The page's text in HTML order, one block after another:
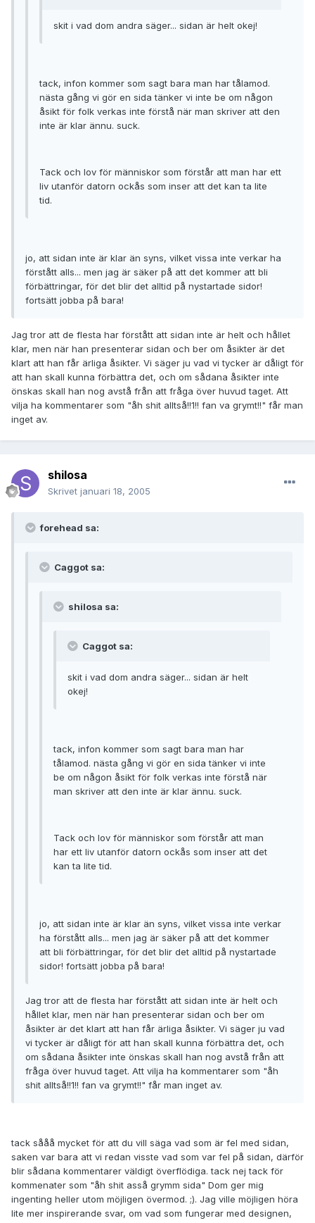
skit i vad dom andra säger... sidan är helt okej!
tack, infon kommer som sagt bara man har tålamod.
nästa gång vi gör en sida tänker vi inte be om någon
åsikt för folk verkas inte förstå när man skriver att den
inte är klar ännu. suck.
Tack och lov för människor som förstår att man har ett
liv utanför datorn ockås som inser att det kan ta lite
tid.
jo, att sidan inte är klar än syns, vilket vissa inte verkar ha
förstått alls... men jag är säker på att det kommer att bli
förbättringar, för det blir det alltid på nystartade sidor!
fortsätt jobba på bara!
Jag tror att de flesta har förstått att sidan inte är helt och hållet
klar, men när han presenterar sidan och ber om åsikter är det
klart att han får ärliga åsikter. Vi säger ju vad vi tycker är dåligt för
att han skall kunna förbättra det, och om sådana åsikter inte
önskas skall han nog avstå från att fråga över huvud taget. Att
vilja ha kommentarer som "åh shit alltså!!1!! fan va grymt!!" får man
inget av.
shilosa
Skrivet januari 18, 2005
forehead sa:
Caggot sa:
shilosa sa:
Caggot sa:
skit i vad dom andra säger... sidan är helt
okej!
tack, infon kommer som sagt bara man har
tålamod. nästa gång vi gör en sida tänker vi inte
be om någon åsikt för folk verkas inte förstå när
man skriver att den inte är klar ännu. suck.
Tack och lov för människor som förstår att man
har ett liv utanför datorn ockås som inser att det
kan ta lite tid.
jo, att sidan inte är klar än syns, vilket vissa inte verkar
ha förstått alls... men jag är säker på att det kommer
att bli förbättringar, för det blir det alltid på nystartade
sidor! fortsätt jobba på bara!
Jag tror att de flesta har förstått att sidan inte är helt och
hållet klar, men när han presenterar sidan och ber om
åsikter är det klart att han får ärliga åsikter. Vi säger ju vad
vi tycker är dåligt för att han skall kunna förbättra det, och
om sådana åsikter inte önskas skall han nog avstå från att
fråga över huvud taget. Att vilja ha kommentarer som "åh
shit alltså!!1!! fan va grymt!!" får man inget av.
tack sååå mycket för att du vill säga vad som är fel med sidan,
saken var bara att vi redan visste vad som var fel på sidan, därför
blir sådana kommentarer väldigt överflödiga. tack nej tack för
kommenater som "åh shit asså grymm sida" Dom ger mig
ingenting heller utom möjligen övermod. ;). Jag ville möjligen höra
lite mer inspirerande svar, om vad som fungerar med designen,